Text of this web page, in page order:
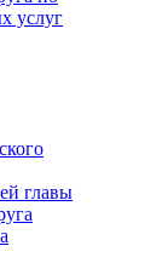
услуг
главы